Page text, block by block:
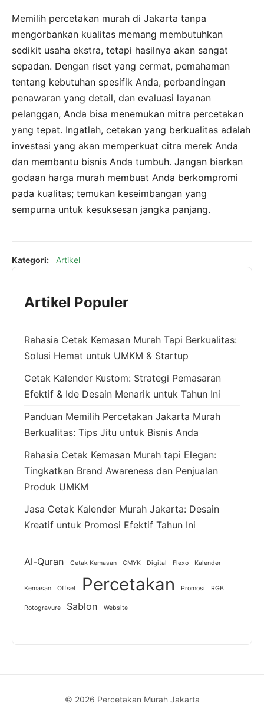
Memilih percetakan murah di Jakarta tanpa
mengorbankan kualitas memang membutuhkan
sedikit usaha ekstra, tetapi hasilnya akan sangat
sepadan. Dengan riset yang cermat, pemahaman
tentang kebutuhan spesifik Anda, perbandingan
penawaran yang detail, dan evaluasi layanan
pelanggan, Anda bisa menemukan mitra percetakan
yang tepat. Ingatlah, cetakan yang berkualitas adalah
investasi yang akan memperkuat citra merek Anda
dan membantu bisnis Anda tumbuh. Jangan biarkan
godaan harga murah membuat Anda berkompromi
pada kualitas; temukan keseimbangan yang
sempurna untuk kesuksesan jangka panjang.
Kategori: Artikel
Artikel Populer
Rahasia Cetak Kemasan Murah Tapi Berkualitas:
Solusi Hemat untuk UMKM & Startup
Cetak Kalender Kustom: Strategi Pemasaran
Efektif & Ide Desain Menarik untuk Tahun Ini
Panduan Memilih Percetakan Jakarta Murah
Berkualitas: Tips Jitu untuk Bisnis Anda
Rahasia Cetak Kemasan Murah tapi Elegan:
Tingkatkan Brand Awareness dan Penjualan
Produk UMKM
Jasa Cetak Kalender Murah Jakarta: Desain
Kreatif untuk Promosi Efektif Tahun Ini
Al-Quran Cetak Kemasan CMYK Digital Flexo Kalender
Kemasan Offset Percetakan Promosi RGB
Rotogravure Sablon Website
© 2026 Percetakan Murah Jakarta